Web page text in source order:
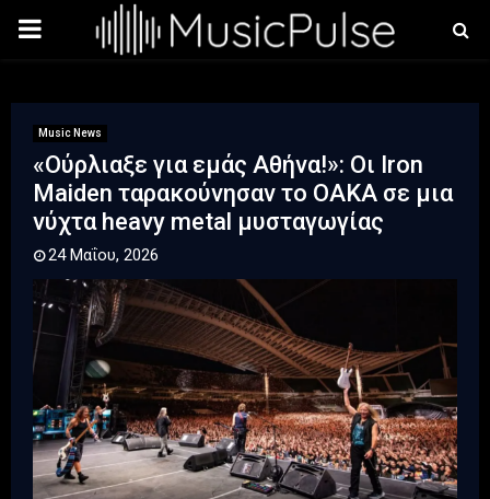
PRIMARY
Music News
«Ούρλιαξε για εμάς Αθήνα!»: Οι Iron
Maiden ταρακούνησαν το ΟΑΚΑ σε μια
νύχτα heavy metal μυσταγωγίας
24 Μαΐου, 2026